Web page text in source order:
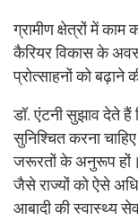
ग्रामीण क्षेत्रों में
कैरियर विकास के
प्रोत्साहनों को बढ़ाने
डॉ. एंटनी सुझाव देते हैं
सुनिश्चित करना
जरूरतों के अनुरूप
जैसे राज्यों को ऐसे
आबादी की स्वास्थ्य